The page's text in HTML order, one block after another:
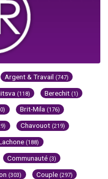
Argent & Travail (747)
(118) Berechit (1)
Brit-Mila (176)
Chavouot (219)
(188)
Communauté (3)
(303) Couple (297)